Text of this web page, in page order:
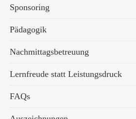
Sponsoring
Pädagogik
Nachmittagsbetreuung
Lernfreude statt Leistungsdruck
FAQs